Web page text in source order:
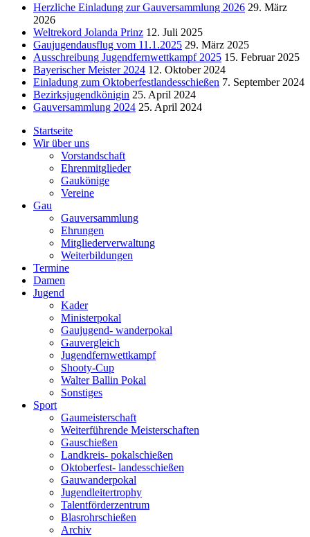
Herzliche Einladung zur Gauversammlung 2026 29. März
2026
Weltrekord Jolanda Prinz 12. Juli 2025
Gaujugendausflug vom 11.1.2025 29. März 2025
Ausschreibung Jugendfernwettkampf 2025 15. Februar 2025
Bayerischer Meister 2024 12. Oktober 2024
Einladung zum Oktoberfestlandesschießen 7. September 2024
Bezirksjugendkönigin 25. April 2024
Gauversammlung 2024 25. April 2024
Startseite
Wir über uns
Vorstandschaft
Ehrenmitglieder
Gaukönige
Vereine
Gau
Gauversammlung
Ehrungen
Mitgliederverwaltung
Weiterbildungen
Termine
Damen
Jugend
Kader
Ministerpokal
Gaujugend- wanderpokal
Gauvergleich
Jugendfernwettkampf
Shooty-Cup
Walter Ballin Pokal
Sonstiges
Sport
Gaumeisterschaft
Weiterführende Meisterschaften
Gauschießen
Landkreis- pokalschießen
Oktoberfest- landesschießen
Gauwanderpokal
Jugendleitertrophy
Talentförderzentrum
Blasrohrschießen
Archiv